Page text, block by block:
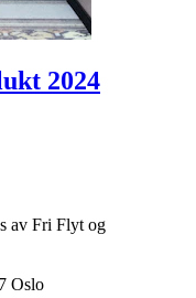
2024
av Fri Flyt og
Oslo